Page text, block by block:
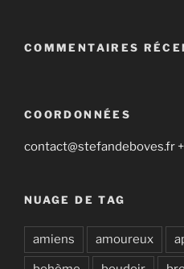
COMMENTAIRES
COORDONNÉES
contact@stefandeboves.fr
NUAGE DE TAG
amiens amoureux